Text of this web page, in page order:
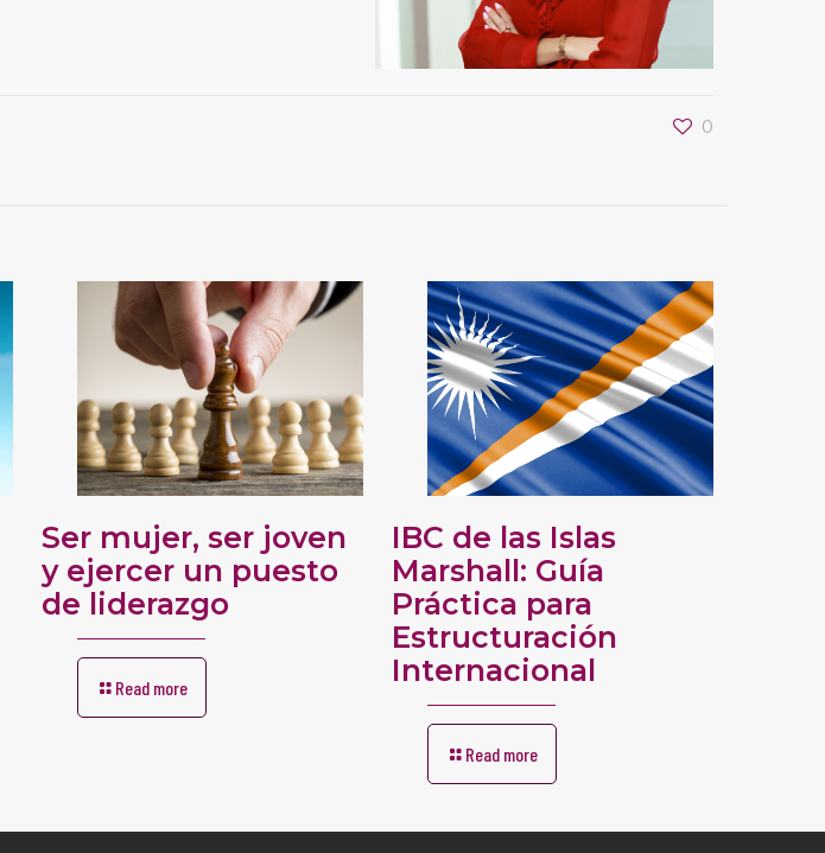
0
Ser mujer, ser joven
y ejercer un puesto
de liderazgo
Read more
IBC de las Islas
Marshall: Guía
Práctica para
Estructuración
Internacional
Read more